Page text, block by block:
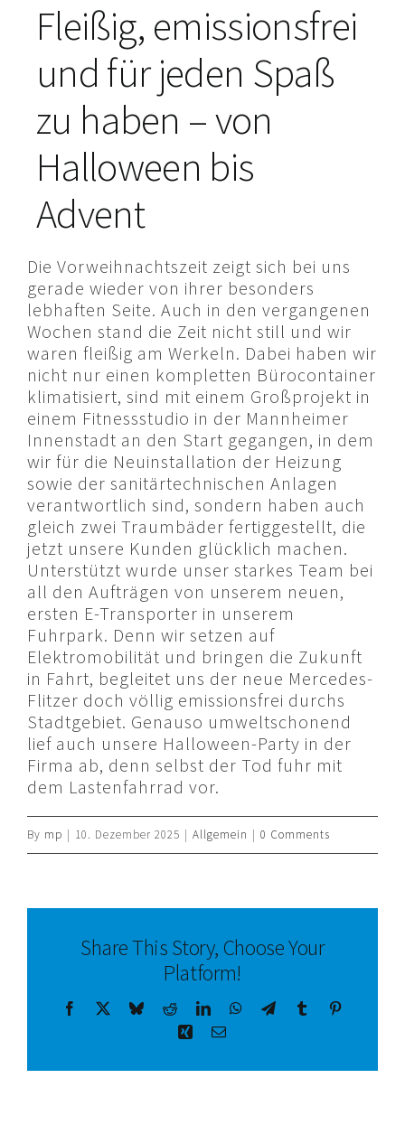
Fleißig, emissionsfrei
und für jeden Spaß
zu haben – von
Halloween bis
Advent
Die Vorweihnachtszeit zeigt sich bei uns
gerade wieder von ihrer besonders
lebhaften Seite. Auch in den vergangenen
Wochen stand die Zeit nicht still und wir
waren fleißig am Werkeln. Dabei haben wir
nicht nur einen kompletten Bürocontainer
klimatisiert, sind mit einem Großprojekt in
einem Fitnessstudio in der Mannheimer
Innenstadt an den Start gegangen, in dem
wir für die Neuinstallation der Heizung
sowie der sanitärtechnischen Anlagen
verantwortlich sind, sondern haben auch
gleich zwei Traumbäder fertiggestellt, die
jetzt unsere Kunden glücklich machen.
Unterstützt wurde unser starkes Team bei
all den Aufträgen von unserem neuen,
ersten E-Transporter in unserem
Fuhrpark. Denn wir setzen auf
Elektromobilität und bringen die Zukunft
in Fahrt, begleitet uns der neue Mercedes-
Flitzer doch völlig emissionsfrei durchs
Stadtgebiet. Genauso umweltschonend
lief auch unsere Halloween-Party in der
Firma ab, denn selbst der Tod fuhr mit
dem Lastenfahrrad vor.
By mp | 10. Dezember 2025 | Allgemein | 0 Comments
Share This Story, Choose Your
Platform!
Facebook BlueskyRedditLinkedInWhatsApp
Telegram
Tumblr
Xing